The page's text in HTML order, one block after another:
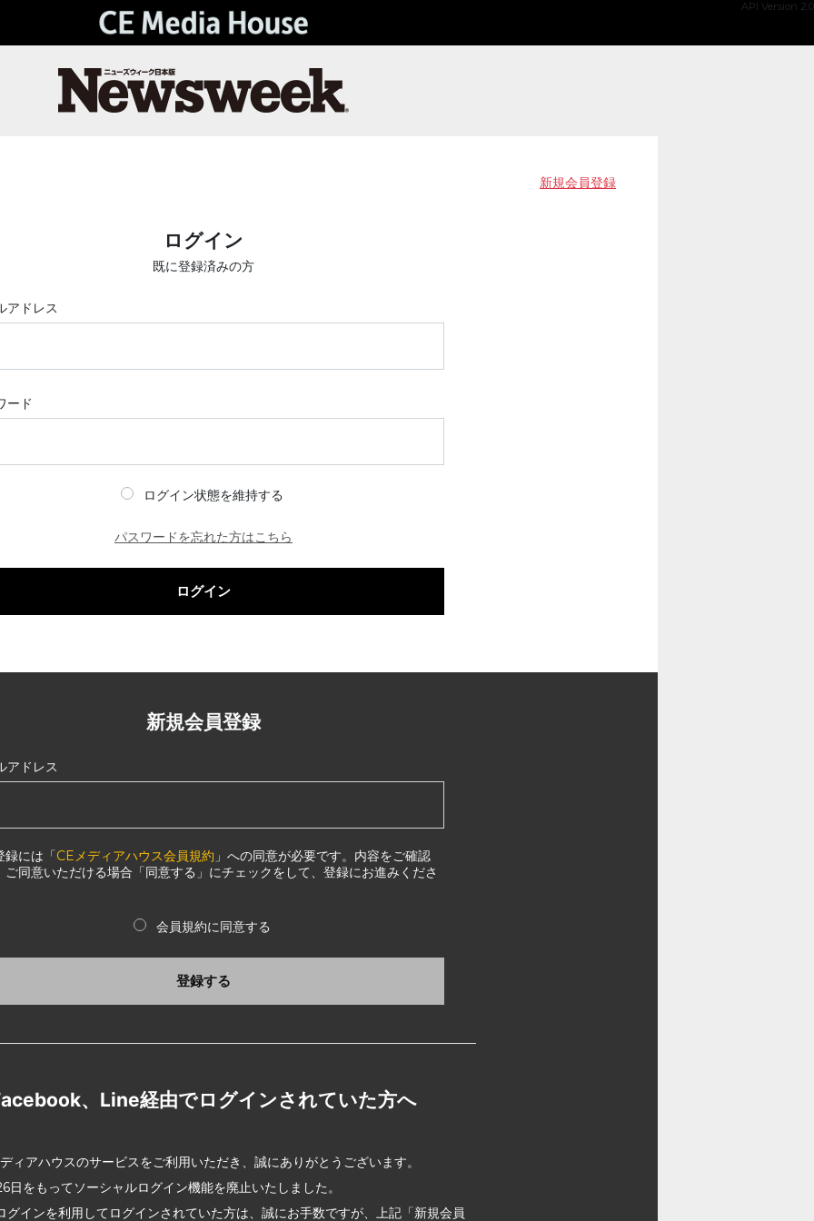
API Version 2.0
新規会員登録
ログイン
既に登録済みの方
アドレス
ード
ログイン状態を維持する
パスワードを忘れた方はこちら
ログイン
新規会員登録
アドレス
録には「CEメディアハウス会員規約 」への同意が必要です。内容をご確認
ご同意いただける場合「同意する」にチェックをして、登録にお進みくださ
会員規約に同意する
登録する
、Line経由でログインされていた方へ
ィアハウスのサービスをご利用いただき、誠にありがとうございます。
日をもってソーシャルログイン機能を廃止いたしました。
グインを利用してログインされていた方は、誠にお手数ですが、上記「新規会員